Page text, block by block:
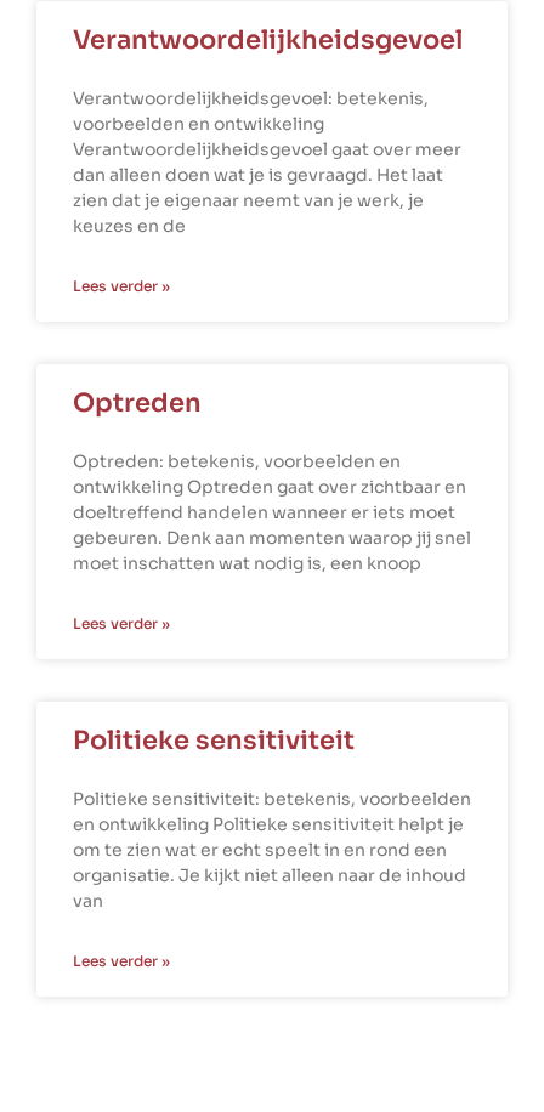
Verantwoordelijkheidsgevoel
Verantwoordelijkheidsgevoel: betekenis,
voorbeelden en ontwikkeling
Verantwoordelijkheidsgevoel gaat over meer
dan alleen doen wat je is gevraagd. Het laat
zien dat je eigenaar neemt van je werk, je
keuzes en de
Lees verder »
Optreden
Optreden: betekenis, voorbeelden en
ontwikkeling Optreden gaat over zichtbaar en
doeltreffend handelen wanneer er iets moet
gebeuren. Denk aan momenten waarop jij snel
moet inschatten wat nodig is, een knoop
Lees verder »
Politieke sensitiviteit
Politieke sensitiviteit: betekenis, voorbeelden
en ontwikkeling Politieke sensitiviteit helpt je
om te zien wat er echt speelt in en rond een
organisatie. Je kijkt niet alleen naar de inhoud
van
Lees verder »